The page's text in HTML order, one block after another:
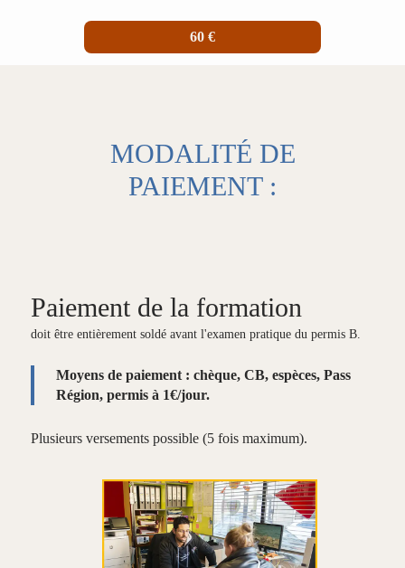
60 €
MODALITÉ DE
PAIEMENT :
Paiement de la formation
doit être entièrement soldé avant l'examen pratique du permis B.
Moyens de paiement : chèque, CB, espèces, Pass
Région, permis à 1€/jour.
Plusieurs versements possible (5 fois maximum).